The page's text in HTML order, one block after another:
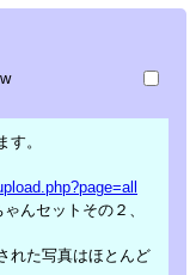
。
んセットその２、
れた写真はほとんど